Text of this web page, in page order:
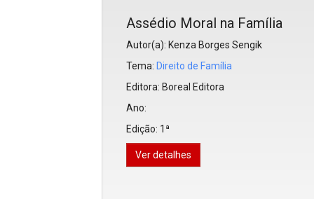
Assédio Moral na Família
Autor(a): Kenza Borges Sengik
Tema: Direito de Família
Editora: Boreal Editora
Ano:
Edição: 1ª
Ver detalhes